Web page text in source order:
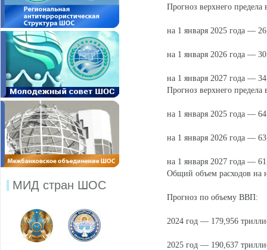
МИД стран ШОС
Прогноз верхнего предела
на 1 января 2025 года —
на 1 января 2026 года —
на 1 января 2027 года —
Прогноз верхнего предела
на 1 января 2025 года —
на 1 января 2026 года —
на 1 января 2027 года —
Общий объем расходов на
Прогноз по объему ВВП:
2024 год — 179,956
2025 год — 190,637